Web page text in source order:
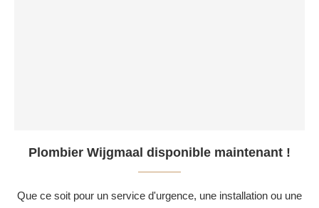
Plombier Wijgmaal disponible maintenant !
Que ce soit pour un service d'urgence, une installation ou une